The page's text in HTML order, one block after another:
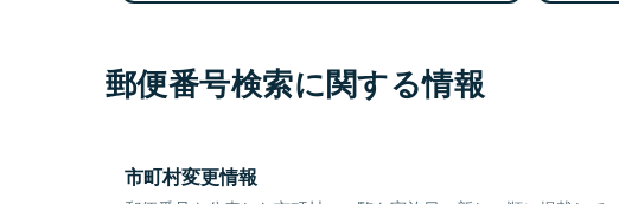
郵便番号検索に関する情報
市町村変更情報